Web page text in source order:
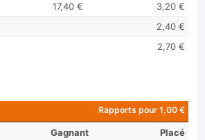
17,40 €
3,20 €
2,40 €
2,70 €
Rapports pour 1,00 €
Gagnant
Placé